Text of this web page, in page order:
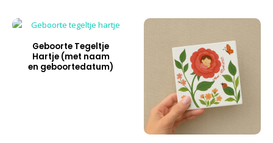
Geboorte Tegeltje
Hartje (met naam
en geboortedatum)